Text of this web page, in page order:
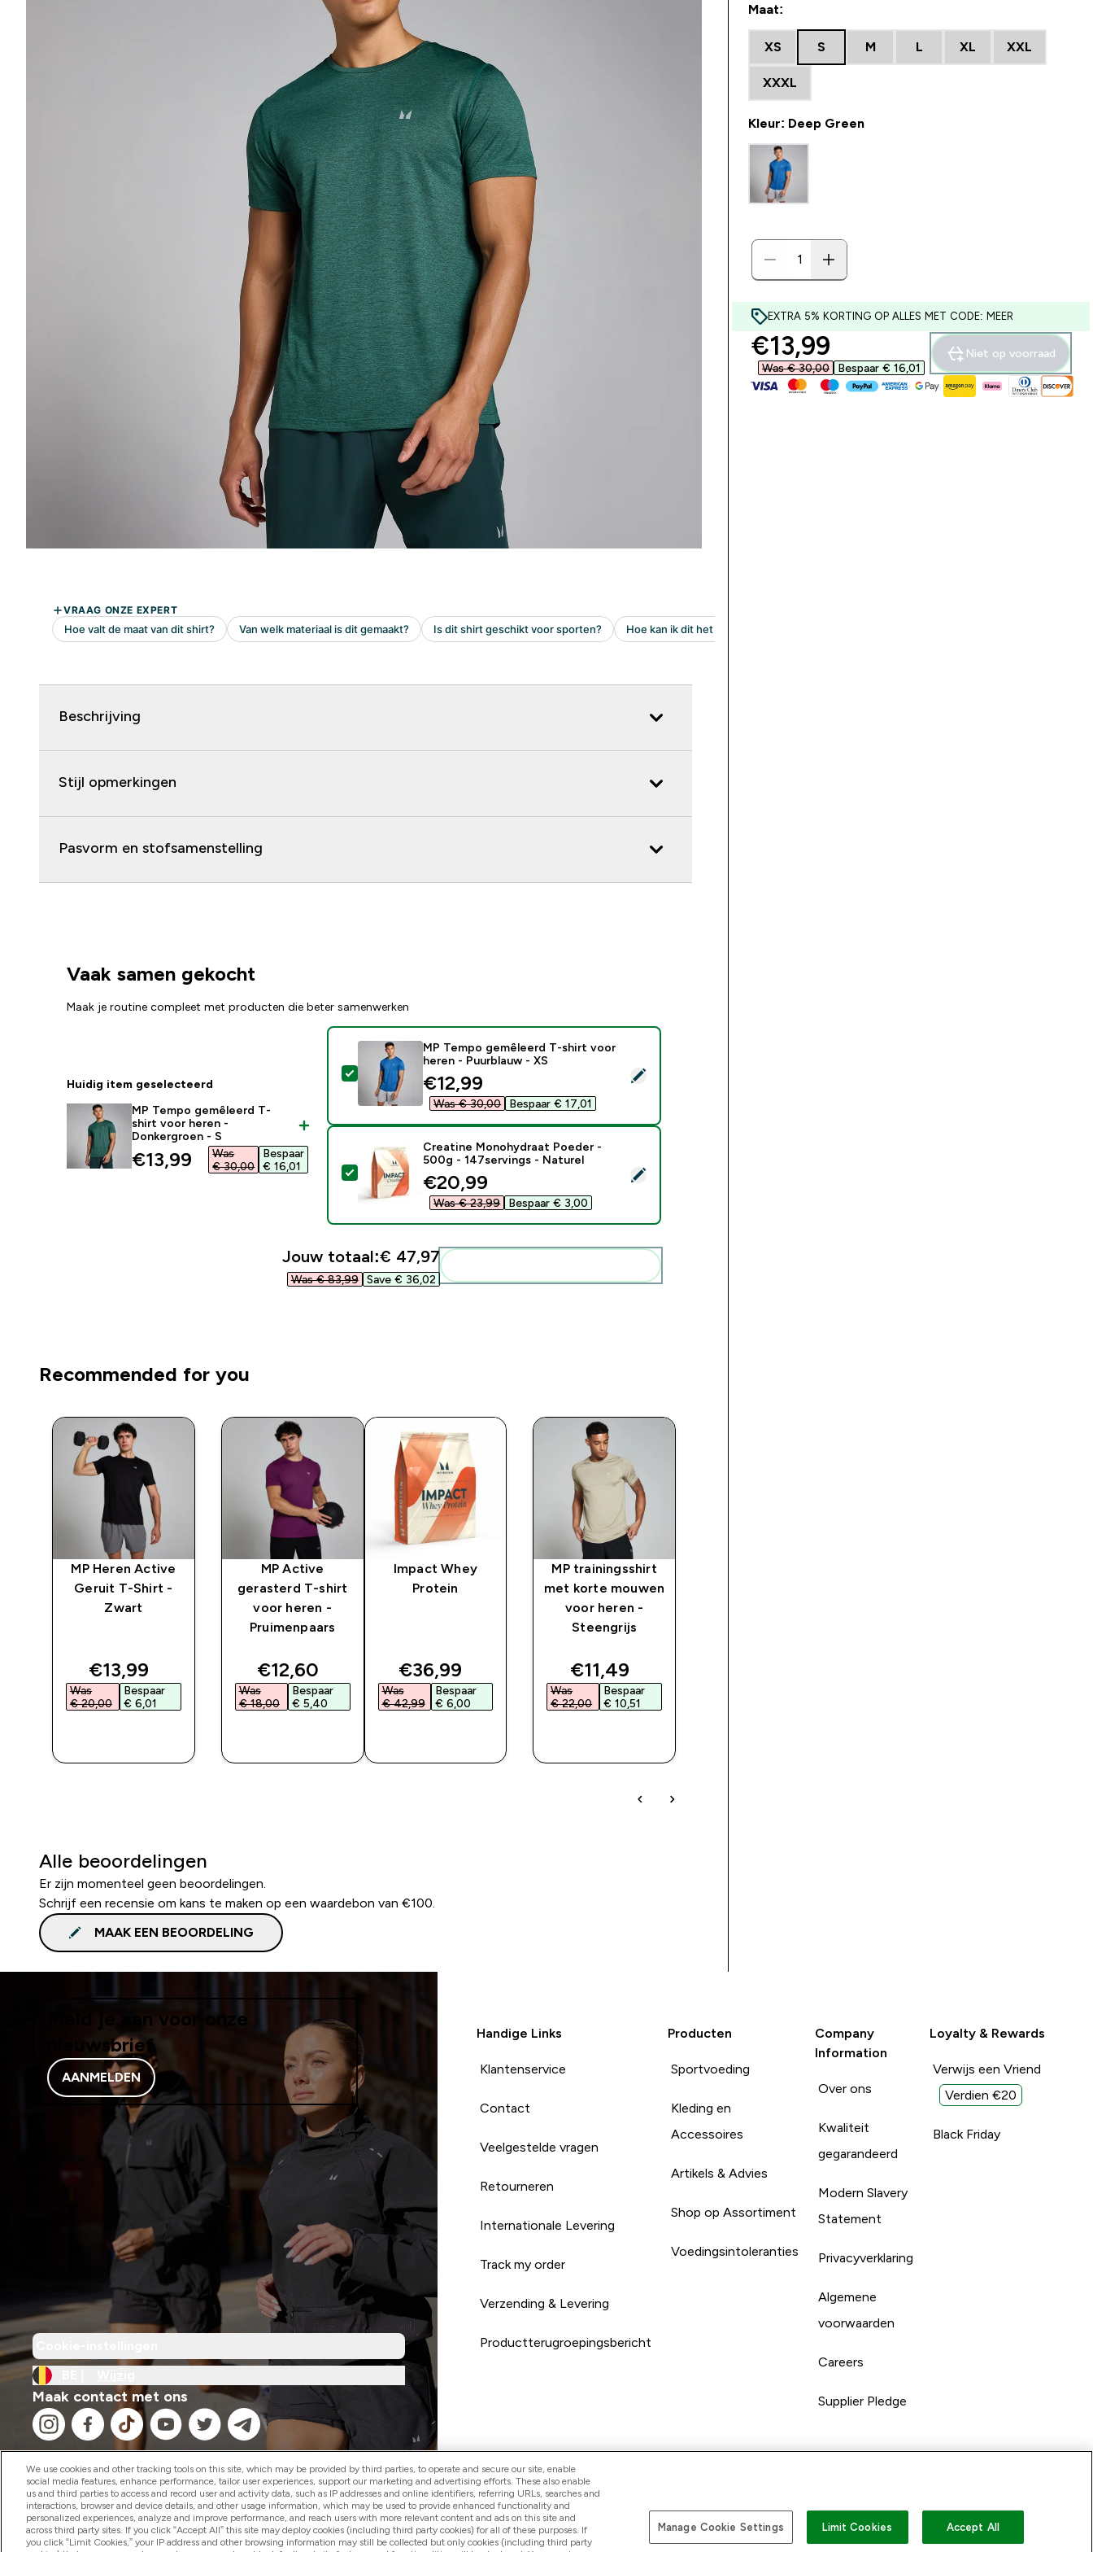
Beschrijving
Stijl opmerkingen
Pasvorm en stofsamenstelling
Vaak samen gekocht
Maak je routine compleet met producten die beter samenwerken
Huidig item geselecteerd
MP Tempo gemêleerd T-
shirt voor heren -
Donkergroen - S
discounted price
€13,99‎
Was
€ 30,00‎
Bespaar
€ 16,01‎
Selecteer dit product - MP Tempo gemêleerd T-shirt voor heren - Puurblauw - XS
MP Tempo gemêleerd T-shirt voor
heren - Puurblauw - XS
discounted price
€12,99‎
Was € 30,00‎ Bespaar € 17,01‎
Selecteer dit product - Creatine Monohydraat Poeder - 500g - 147servings - Naturel
Creatine Monohydraat Poeder -
500g - 147servings - Naturel
discounted price
€20,99‎
Was € 23,99‎ Bespaar € 3,00‎
Jouw totaal:€ 47,97‎
Was € 83,99‎ Save € 36,02‎
Recommended for you
MP Heren Active
Geruit T-Shirt -
Zwart
discounted price
€13,99‎
Was
€ 20,00‎
Bespaar
€ 6,01‎
MP Active
gerasterd T-shirt
voor heren -
Pruimenpaars
discounted price
€12,60‎
Was
€ 18,00‎
Bespaar
€ 5,40‎
Impact Whey
Protein
discounted price
€36,99‎
Was
€ 42,99‎
Bespaar
€ 6,00‎
MP trainingsshirt
met korte mouwen
voor heren -
Steengrijs
discounted price
€11,49‎
Was
€ 22,00‎
Bespaar
€ 10,51‎
Alle beoordelingen
Er zijn momenteel geen beoordelingen.
Schrijf een recensie om kans te maken op een waardebon van €100.
MAAK EEN BEOORDELING
Maat:
XS S M L XL XXL
XXXL
Kleur: Deep Green
EXTRA 5% KORTING OP ALLES MET CODE: MEER
discounted price
€13,99‎
Was € 30,00‎ Bespaar € 16,01‎
Niet op voorraad
Meld je aan voor onze
nieuwsbrief
AANMELDEN
Maak contact met ons
Handige Links
Klantenservice
Contact
Veelgestelde vragen
Retourneren
Internationale Levering
Track my order
Verzending & Levering
Productterugroepingsbericht
Producten
Sportvoeding
Kleding en
Accessoires
Artikels & Advies
Shop op Assortiment
Voedingsintoleranties
Company
Information
Over ons
Kwaliteit
gegarandeerd
Modern Slavery
Statement
Privacyverklaring
Algemene
voorwaarden
Careers
Supplier Pledge
Loyalty & Rewards
Verwijs een Vriend
Verdien €20
Black Friday
2026 The Hut.com Ltd
We use cookies and other tracking tools on this site, which may be provided by third parties, to operate and secure our site, enable
social media features, enhance performance, tailor user experiences, support our marketing and advertising efforts. These also enable
us and third parties to access and record user and activity data, such as IP addresses and online identifiers, referring URLs, searches and
interactions, browser and device details, and other usage information, which may be used to provide enhanced functionality and
personalized experiences, analyze and improve performance, and reach users with more relevant content and ads on this site and
across third party sites. If you click “Accept All” this site may deploy cookies (including third party cookies) for all of these purposes. If
you click “Limit Cookies,” your IP address and other browsing information may still be collected but only cookies (including third party
Manage Cookie Settings Limit Cookies Accept All